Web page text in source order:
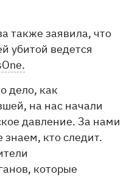
также заявила, что
убитой ведется
дело, как
на нас начали
давление. За нами
кто следит.
которые